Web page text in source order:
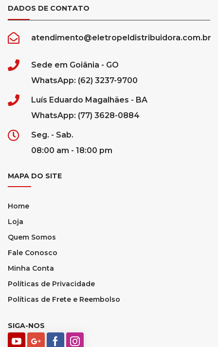
DADOS DE CONTATO
atendimento@eletropeldistribuidora.com.br
Sede em Goiânia - GO
WhatsApp: (62) 3237-9700
Luís Eduardo Magalhães - BA
WhatsApp: (77) 3628-0884
Seg. - Sab.
08:00 am - 18:00 pm
MAPA DO SITE
Home
Loja
Quem Somos
Fale Conosco
Minha Conta
Políticas de Privacidade
Políticas de Frete e Reembolso
SIGA-NOS